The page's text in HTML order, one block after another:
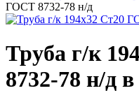
ГОСТ 8732-78 н/д
Труба г/к
8732-78 н/д